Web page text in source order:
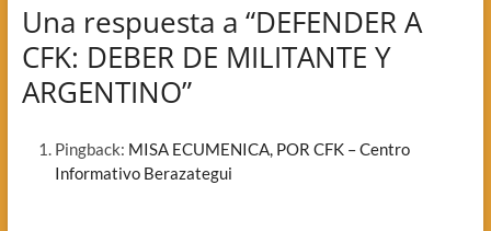
Una respuesta a “DEFENDER A
CFK: DEBER DE MILITANTE Y
ARGENTINO”
Pingback: MISA ECUMENICA, POR CFK – Centro
Informativo Berazategui